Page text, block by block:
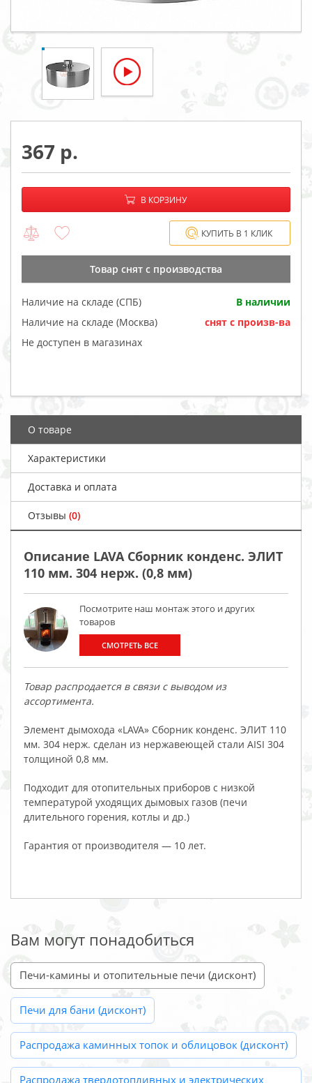
367
−
В КОРЗИНУ
КУПИТЬ В 1 КЛИК
Товар cнят с производства
Наличие на складе (СПБ)
В наличии
Наличие на складе (Москва)
cнят с произв-ва
Не доступен в магазинах
О товаре
Характеристики
Доставка и оплата
Отзывы (0)
Описание LAVA Сборник конденс. ЭЛИТ
110 мм. 304 нерж. (0,8 мм)
Посмотрите наш монтаж этого и других
товаров
СМОТРЕТЬ ВСЕ
Товар распродается в связи с выводом из
ассортимента.
Элемент дымохода «LAVA» Сборник конденс. ЭЛИТ 110
мм. 304 нерж. сделан из нержавеющей стали AISI 304
толщиной 0,8 мм.
Подходит для отопительных приборов с низкой
температурой уходящих дымовых газов (печи
длительного горения, котлы и др.)
Гарантия от производителя — 10 лет.
Вам могут понадобиться
Печи-камины и отопительные печи (дисконт)
Печи для бани (дисконт)
Распродажа каминных топок и облицовок (дисконт)
Распродажа твердотопливных и электрических